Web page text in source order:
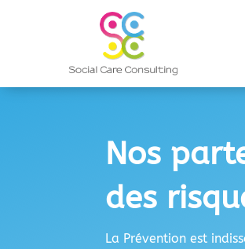
Nos
des
La Prévention est